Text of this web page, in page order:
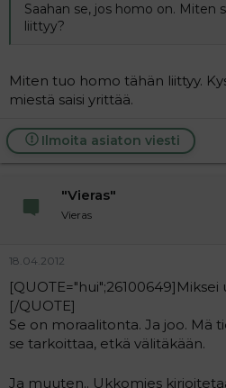
Saahan se, jos homo on. Miten
liittyy?
Miten tuo homo tähän liittyy.
miestä saisi yrittää.
Ilmoita asiaton viesti
"Vieras"
Vieras
18.04.2012
[/QUOTE]
Se on moraalitonta. Ja joo. Mä
se tarkoittaa, etkä välitäkään.
Ja muuten.. Ukkomies